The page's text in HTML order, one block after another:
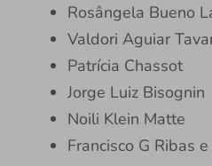
Rosângela Bueno
Valdori Aguiar
Patrícia Chassot
Jorge Luiz Bisognin
Noili Klein Matte
Francisco G Ribas